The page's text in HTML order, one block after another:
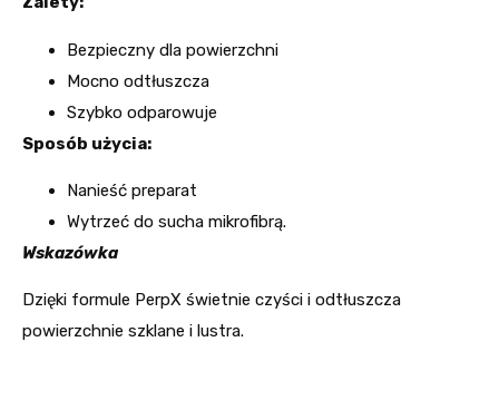
Bezpieczny dla powierzchni
Mocno odtłuszcza
Szybko odparowuje
Sposób użycia:
Nanieść preparat
Wytrzeć do sucha mikrofibrą.
Wskazówka
Dzięki formule PerpX świetnie czyści i odtłuszcza
powierzchnie szklane i lustra.